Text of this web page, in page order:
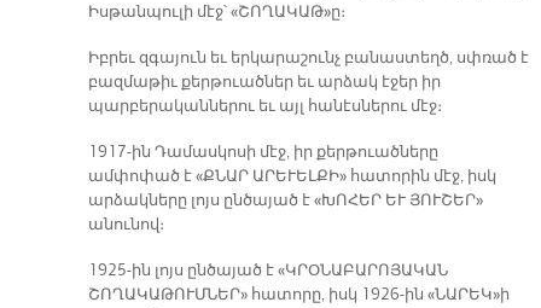
Իսթանպուլի մէջ՝ «ՇՈՂԱԿԱԹ»ը։
Իբրեւ զգայուն եւ երկարաշունչ բանաստեղծ, սփռած է
բազմաթիւ քերթուածներ եւ արձակ էջեր իր
պարբերականներու եւ այլ հանէսներու մէջ։
1917-ին Դամասկոսի մէջ, իր քերթուածները
ամփոփած է «ՔՆԱՐ ԱՐԵՒԵԼՔԻ» հատորին մէջ, իսկ
արձակները լոյս ընծայած է «ԽՈՀԵՐ ԵՒ ՅՈՒՇԵՐ»
անունով։
1925-ին լոյս ընծայած է «ԿՐՕՆԱԲԱՐՈՅԱԿԱՆ
ՇՈՂԱԿԱԹՈՒՄՆԵՐ» հատորը, իսկ 1926-ին «ՆԱՐԵԿ»ի